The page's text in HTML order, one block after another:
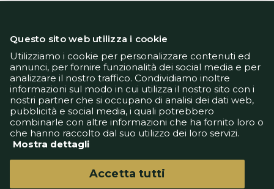
soprattutto
Informativa Privacy
Informativa Cookie
Tech App
Gestione preferenze
support@goldbetlive.it
Questo sito web utilizza i cookie
Utilizziamo i cookie per personalizzare contenuti ed
annunci, per fornire funzionalità dei social media e per
analizzare il nostro traffico. Condividiamo inoltre
informazioni sul modo in cui utilizza il nostro sito con i
nostri partner che si occupano di analisi dei dati web,
pubblicità e social media, i quali potrebbero
combinarle con altre informazioni che ha fornito loro o
che hanno raccolto dal suo utilizzo dei loro servizi.
Mostra dettagli
Accetta tutti